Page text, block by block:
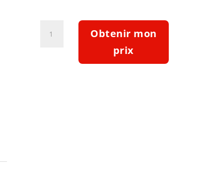
Obtenir mon
prix